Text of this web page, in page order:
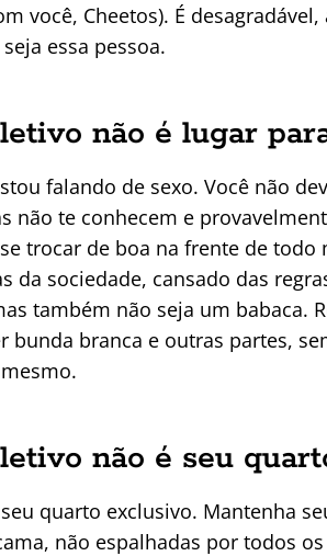
você, Cheetos). É
essa pessoa.
não é lugar
falando de sexo. Você não
não te conhecem e
trocar de boa na frente de
da sociedade, cansado das
também não seja um babaca.
bunda branca e outras partes,
não é seu
quarto exclusivo. Mantenha
não espalhadas por todos